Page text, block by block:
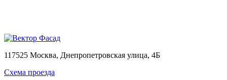
117525 Москва, Днепропетровская улица, 4Б
Схема проезда